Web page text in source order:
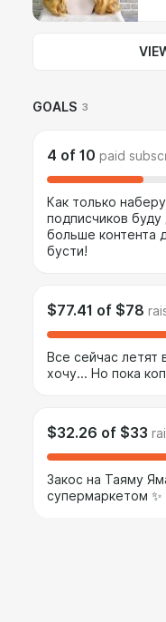
GOALS 3
4 of 10 paid
Как только
подписчиков
больше контента
бусти!
$77.41 of $78
Все сейчас
хочу... Но пока
$32.26 of $33
Закос на Таяму
супермаркетом ✨